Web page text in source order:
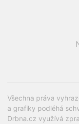
Všechna práva
a grafiky podléhá
Drbna.cz využívá